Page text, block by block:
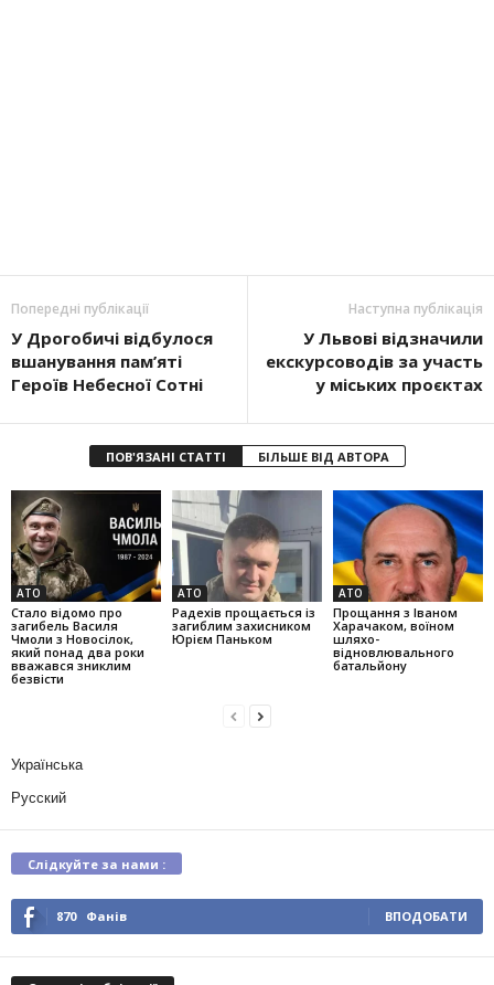
Попередні публікації
У Дрогобичі відбулося
вшанування пам’яті
Героїв Небесної Сотні
Наступна публікація
У Львові відзначили
екскурсоводів за участь
у міських проєктах
ПОВ'ЯЗАНІ СТАТТІ БІЛЬШЕ ВІД АВТОРА
АТО
Стало відомо про
загибель Василя
Чмоли з Новосілок,
який понад два роки
вважався зниклим
безвісти
АТО
Радехів прощається із
загиблим захисником
Юрієм Паньком
АТО
Прощання з Іваном
Харачаком, воїном
шляхо-
відновлювального
батальйону
Українська
Русский
Слідкуйте за нами :
870 Фанів ВПОДОБАТИ